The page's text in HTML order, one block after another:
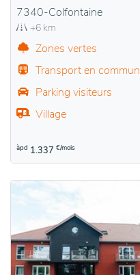
7340-Colfontaine
+6 km
Zones vertes
Transport en commun
Parking visiteurs
Village
àpd 1.337 €/mois